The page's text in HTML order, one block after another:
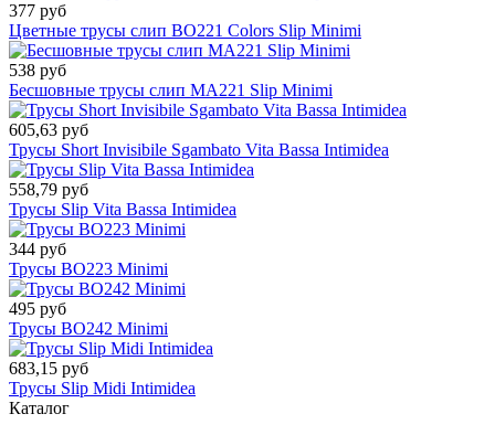
377 руб
Цветные трусы слип BO221 Colors Slip Minimi
538 руб
Бесшовные трусы слип MA221 Slip Minimi
605,63 руб
Трусы Short Invisibile Sgambato Vita Bassa Intimidea
558,79 руб
Трусы Slip Vita Bassa Intimidea
344 руб
Трусы BO223 Minimi
495 руб
Трусы BO242 Minimi
683,15 руб
Трусы Slip Midi Intimidea
Каталог